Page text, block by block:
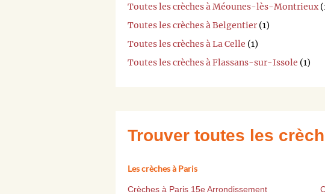
Toutes les crèches à Méounes-lès-Montrieux
Toutes les crèches à Belgentier (1)
Toutes les crèches à La Celle (1)
Toutes les crèches à Flassans-sur-Issole (1)
Trouver toutes les
Les crèches à Paris
Crèches à Paris 15e Arrondissement